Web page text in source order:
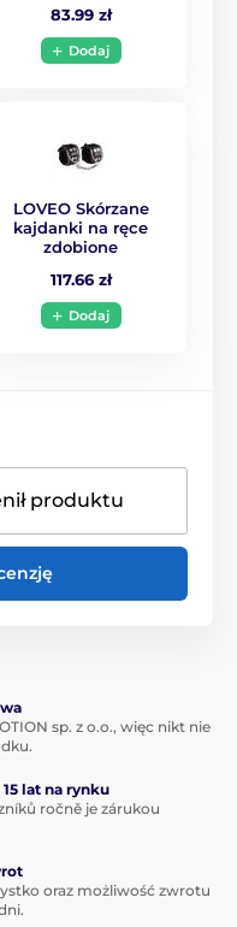
83.99 zł
Dodaj
LOVEO Skórzane
kajdanki na ręce
zdobione
117.66 zł
Dodaj
produktu
sp. z o.o., więc nikt nie
lat na rynku
ročně je zárukou
oraz możliwość zwrotu